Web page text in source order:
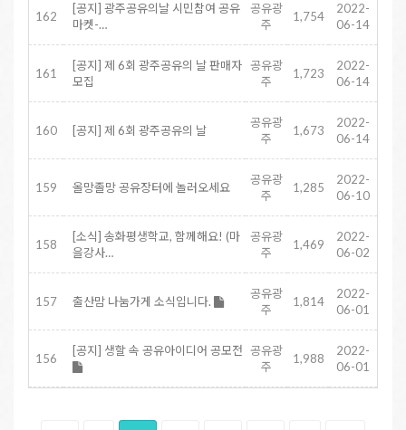
162
[공지] 광주공유의날 시민참여 공유
마켓-…
공유광
주
1,754
2022-
06-14
161
[공지] 제 6회 광주공유의 날 판매자
모집
공유광
주
1,723
2022-
06-14
160 [공지] 제 6회 광주공유의 날
공유광
주
1,673
2022-
06-14
159 올망졸망 공유장터에 놀러오세요
공유광
주
1,285
2022-
06-10
158
[소식] 송화평생학교, 함께해요! (마
을강사…
공유광
주
1,469
2022-
06-02
157 출산맘 나눔가게 소식입니다.
공유광
주
1,814
2022-
06-01
156
[공지] 생할 속 공유아이디어 공모전 공유광
주
1,988
2022-
06-01